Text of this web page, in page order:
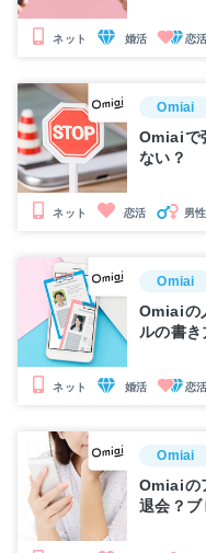
ネット 婚活 恋
Omiai
Omiaiで
ない？
ネット 恋活 男
Omiai
Omiaiの
ルの書
ネット 婚活 恋
Omiai
Omiaiの
退会？ブ